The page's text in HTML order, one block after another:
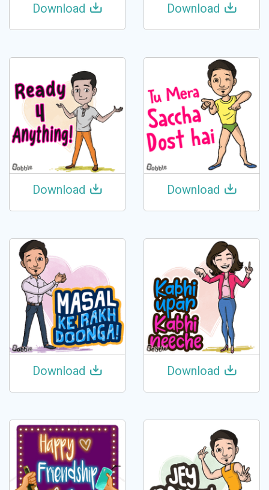
Download Download
Download Download
Download Download